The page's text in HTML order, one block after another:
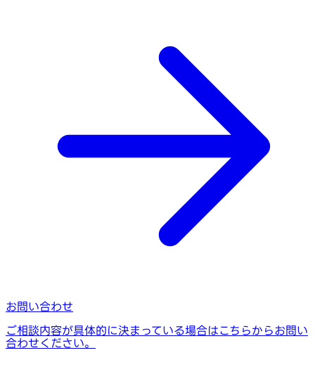
お問い合わせ
ご相談内容が具体的に決まっている場合はこちらからお問い
合わせください。